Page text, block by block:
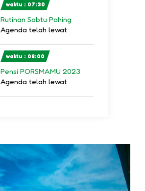
waktu : 07:30
Rutinan Sabtu Pahing
Agenda telah lewat
waktu : 08:00
Pensi PORSMAMU 2023
Agenda telah lewat